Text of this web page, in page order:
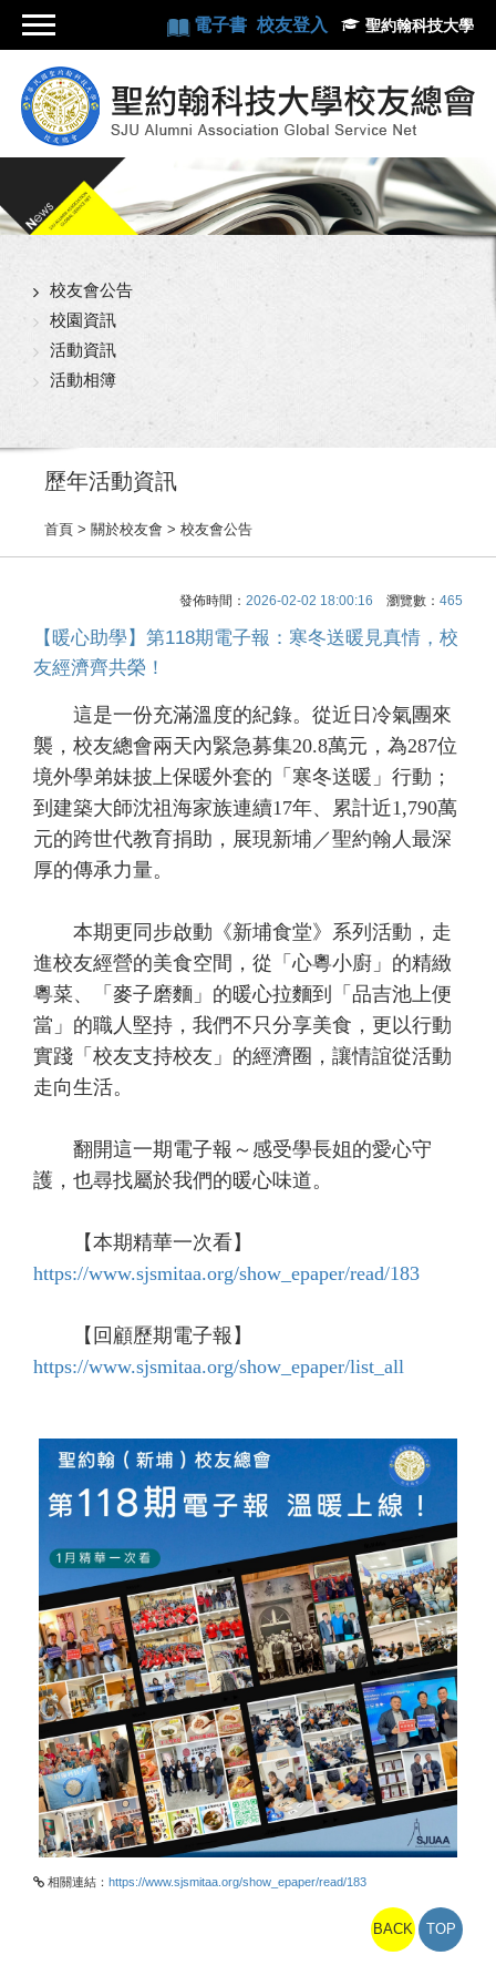
電子書 校友登入 聖約翰科技大學
校友會公告
校園資訊
活動資訊
活動相簿
歷年活動資訊
首頁 > 關於校友會 > 校友會公告
發佈時間： 2026-02-02 18:00:16 瀏覽數： 465
【暖心助學】第118期電子報：寒冬送暖見真情，校
友經濟齊共榮！
這是一份充滿溫度的紀錄。從近日冷氣團來
襲，校友總會兩天內緊急募集20.8萬元，為287位
境外學弟妹披上保暖外套的「寒冬送暖」行動；
到建築大師沈祖海家族連續17年、累計近1,790萬
元的跨世代教育捐助，展現新埔／聖約翰人最深
厚的傳承力量。
本期更同步啟動《新埔食堂》系列活動，走
進校友經營的美食空間，從「心粵小廚」的精緻
粵菜、「麥子磨麵」的暖心拉麵到「品吉池上便
當」的職人堅持，我們不只分享美食，更以行動
實踐「校友支持校友」的經濟圈，讓情誼從活動
走向生活。
翻開這一期電子報～感受學長姐的愛心守
護，也尋找屬於我們的暖心味道。
【本期精華一次看】
https://www.sjsmitaa.org/show_epaper/read/183
【回顧歷期電子報】
https://www.sjsmitaa.org/show_epaper/list_all
相關連結： https://www.sjsmitaa.org/show_epaper/read/183
BACK TOP